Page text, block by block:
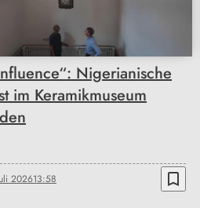
Nigerianische
im Keramikmuseum
202613:58 bookmark_border